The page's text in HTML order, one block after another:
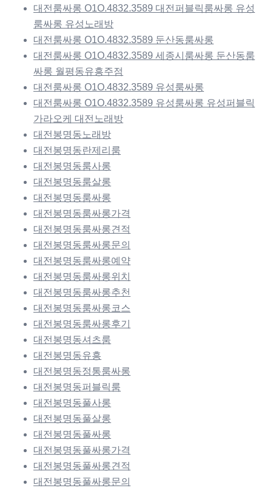
대전룸싸롱 O1O.4832.3589 대전퍼블릭룸싸롱 유성
룸싸롱 유성노래방
대전룸싸롱 O1O.4832.3589 둔산동룸싸롱
대전룸싸롱 O1O.4832.3589 세종시룸싸롱 둔산동룸
싸롱 월평동유흥주점
대전룸싸롱 O1O.4832.3589 유성룸싸롱
대전룸싸롱 O1O.4832.3589 유성룸싸롱 유성퍼블릭
가라오케 대전노래방
대전봉명동노래방
대전봉명동란제리룸
대전봉명동룸사롱
대전봉명동룸살롱
대전봉명동룸싸롱
대전봉명동룸싸롱가격
대전봉명동룸싸롱견적
대전봉명동룸싸롱문의
대전봉명동룸싸롱예약
대전봉명동룸싸롱위치
대전봉명동룸싸롱추천
대전봉명동룸싸롱코스
대전봉명동룸싸롱후기
대전봉명동셔츠룸
대전봉명동유흥
대전봉명동정통룸싸롱
대전봉명동퍼블릭룸
대전봉명동풀사롱
대전봉명동풀살롱
대전봉명동풀싸롱
대전봉명동풀싸롱가격
대전봉명동풀싸롱견적
대전봉명동풀싸롱문의